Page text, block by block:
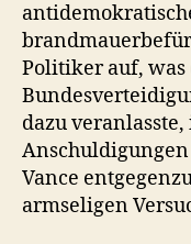
Politiker auf, was
dazu
Vance
armseligen